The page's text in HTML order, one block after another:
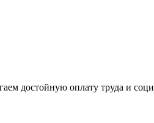
достойную оплату труда и